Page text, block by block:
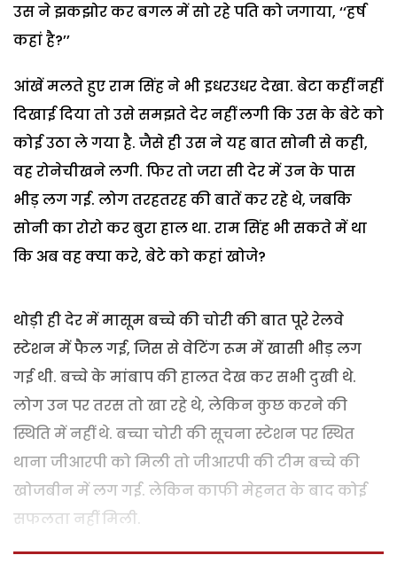
उस ने झकझोर कर बगल में सो रहे पति को जगाया, ‘‘हर्ष
कहां है?’’
आंखें मलते हुए राम सिंह ने भी इधरउधर देखा. बेटा कहीं नहीं
दिखाई दिया तो उसे समझते देर नहीं लगी कि उस के बेटे को
कोई उठा ले गया है. जैसे ही उस ने यह बात सोनी से कही,
वह रोनेचीखने लगी. फिर तो जरा सी देर में उन के पास
भीड़ लग गई. लोग तरहतरह की बातें कर रहे थे, जबकि
सोनी का रोरो कर बुरा हाल था. राम सिंह भी सकते में था
कि अब वह क्या करे, बेटे को कहां खोजे?
थोड़ी ही देर में मासूम बच्चे की चोरी की बात पूरे रेलवे
स्टेशन में फैल गई, जिस से वेटिंग रूम में खासी भीड़ लग
गई थी. बच्चे के मांबाप की हालत देख कर सभी दुखी थे.
लोग उन पर तरस तो खा रहे थे, लेकिन कुछ करने की
स्थिति में नहीं थे. बच्चा चोरी की सूचना स्टेशन पर स्थित
थाना जीआरपी को मिली तो जीआरपी की टीम बच्चे की
खोजबीन में लग गई. लेकिन काफी मेहनत के बाद कोई
सफलता नहीं मिली.